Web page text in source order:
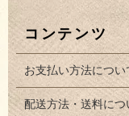
コンテンツ
お支払い方法につい
配送方法・送料につ